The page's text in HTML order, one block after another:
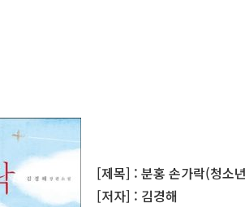
[제목] : 분홍 손가락(청소
[저자] : 김경해